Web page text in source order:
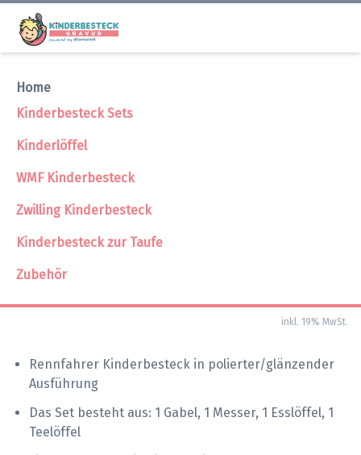
Home
Kinderbesteck Sets
Kinderlöffel
WMF Kinderbesteck
Zwilling Kinderbesteck
Kinderbesteck zur Taufe
Zubehör
Kinderbesteck kleiner
Rennfahrer
inkl. 19% MwSt.
Rennfahrer Kinderbesteck in polierter/glänzender
Ausführung
Das Set besteht aus: 1 Gabel, 1 Messer, 1 Esslöffel, 1
Teelöffel